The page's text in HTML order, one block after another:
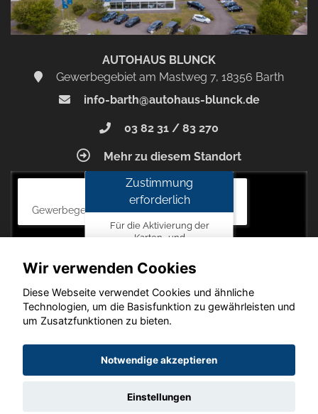
AUTOHAUS BLUNCK
Gewerbegebiet am Mastweg 7, 18356 Barth
info-barth@autohaus-blunck.de
03 82 31 / 83 270
Mehr zu diesem Standort
Autohaus Blunck
Gewerbegebiet am Mastweg 7, 18356 Barth
Zustimmung
erforderlich
Für die Aktivierung der
Karten- und
Zustimmung zu den
Datenschutzrichtlinien vom
Drittanbieter Google LLC
erforderlich.
Zustimmen
und
aktivieren
Copyright © 2026. Autohaus Blunck
Wir verwenden Cookies
Diese Webseite verwendet Cookies und ähnliche
Technologien, um die Basisfunktion zu gewährleisten und
um Zusatzfunktionen zu bieten.
Notwendige akzeptieren
Einstellungen